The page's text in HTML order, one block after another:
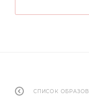
СПИСОК ОБРАЗОВ